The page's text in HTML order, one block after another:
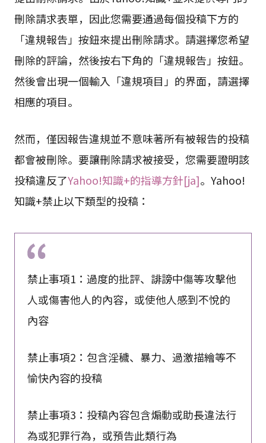
前檢查。因此，如果您想刪除投稿，您需要從這裡
提出刪除請求。由於Yahoo!知識+並未提供專門的
刪除請求表單，因此您需要通過每個投稿下方的
「違規報告」按鈕來提出刪除請求。請選擇您希望
刪除的評論，然後按右下角的「違規報告」按鈕。
然後會出現一個輸入「違規項目」的界面，請選擇
相應的項目。
然而，僅因報告違規並不意味著所有被報告的投稿
都會被刪除。要讓刪除請求被接受，您需要證明該
投稿違反了Yahoo!知識+的指導方針[ja]
知識+禁止以下類型的投稿：
禁止事項1：過度的批評、誹謗中傷等攻擊他
人或傷害他人的內容，或使他人感到不悅的
內容
禁止事項2：包含淫穢、暴力、過激描繪等不
愉快內容的投稿